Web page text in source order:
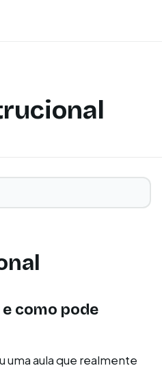
como pode
aula que realmente